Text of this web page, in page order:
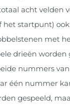
acht velden
het startpunt) ook
met
drieën worden
nummers
één nummer
gespeeld,